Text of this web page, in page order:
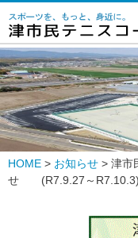
HOME > お知らせ > 津市
せ (R7.9.27～R7.10.3)